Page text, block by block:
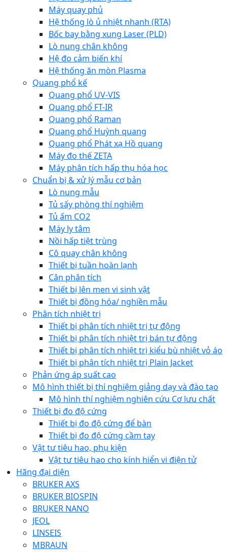
Máy quay phủ
Hệ thống lò ủ nhiệt nhanh (RTA)
Bốc bay bằng xung Laser (PLD)
Lò nung chân không
Hệ đo cảm biến khí
Hệ thống ăn mòn Plasma
Quang phổ kế
Quang phổ UV-VIS
Quang phổ FT-IR
Quang phổ Raman
Quang phổ Huỳnh quang
Quang phổ Phát xạ Hồ quang
Máy đo thế ZETA
Máy phân tích hấp thụ hóa học
Chuẩn bị & xử lý mẫu cơ bản
Lò nung mẫu
Tủ sấy phòng thí nghiệm
Tủ ấm CO2
Máy ly tâm
Nồi hấp tiệt trùng
Cô quay chân không
Thiết bị tuần hoàn lạnh
Cân phân tích
Thiết bị lên men vi sinh vật
Thiết bị đồng hóa/ nghiền mẫu
Phân tích nhiệt trị
Thiết bị phân tích nhiệt trị tự động
Thiết bị phân tích nhiệt trị bán tự động
Thiết bị phân tích nhiệt trị kiểu bù nhiệt vỏ áo
Thiết bị phân tích nhiệt trị Plain Jacket
Phản ứng áp suất cao
Mô hình thiết bị thí nghiệm giảng dạy và đào tạo
Mô hình thí nghiệm nghiên cứu Cơ lưu chất
Thiết bị đo độ cứng
Thiết bị đo độ cứng để bàn
Thiết bị đo độ cứng cầm tay
Vật tư tiêu hao, phụ kiện
Vật tư tiêu hao cho kính hiển vi điện tử
Hãng đại diện
BRUKER AXS
BRUKER BIOSPIN
BRUKER NANO
JEOL
LINSEIS
MBRAUN